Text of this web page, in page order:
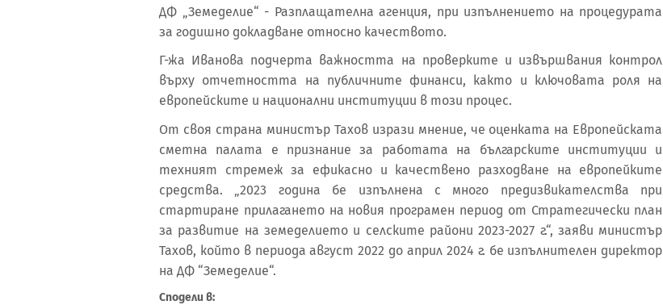
ДФ „Земеделие“ - Разплащателна агенция, при изпълнението на процедурата
за годишно докладване относно качеството.
Г-жа Иванова подчерта важността на проверките и извършвания контрол
върху отчетността на публичните финанси, както и ключовата роля на
европейските и национални институции в този процес.
От своя страна министър Тахов изрази мнение, че оценката на Европейската
сметна палата е признание за работата на българските институции и
техният стремеж за ефикасно и качествено разходване на европейките
средства. „2023 година бе изпълнена с много предизвикателства при
стартиране прилагането на новия програмен период от Стратегически план
за развитие на земеделието и селските райони 2023-2027 г.“, заяви министър
Тахов, който в периода август 2022 до април 2024 г. бе изпълнителен директор
на ДФ “Земеделие“.
Сподели в: